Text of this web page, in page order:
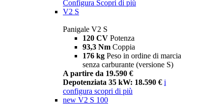
Configura Scopri di più
V2 S
Panigale V2 S
120 CV Potenza
93,3 Nm Coppia
176 kg Peso in ordine di marcia
senza carburante (versione S)
A partire da 19.590 €
Depotenziata 35 kW: 18.590 € i
configura scopri di più
new V2 S 100